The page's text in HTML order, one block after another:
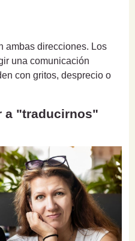
ambas direcciones. Los
una comunicación
con gritos, desprecio o
a "traducirnos"